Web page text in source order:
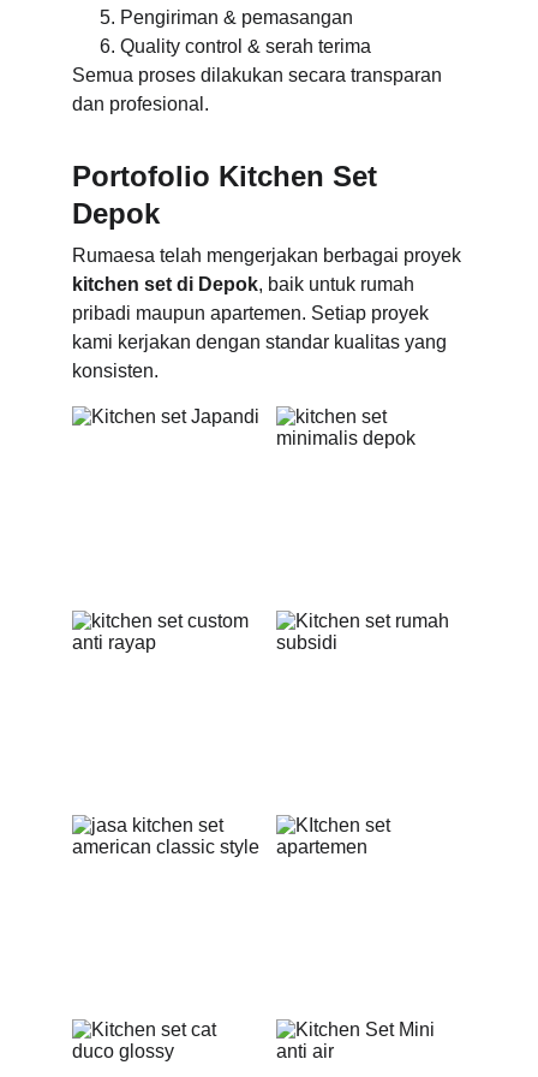
Pengiriman & pemasangan
Quality control & serah terima
Semua proses dilakukan secara transparan
dan profesional.
Portofolio Kitchen Set
Depok
Rumaesa telah mengerjakan berbagai proyek
kitchen set di Depok, baik untuk rumah
pribadi maupun apartemen. Setiap proyek
kami kerjakan dengan standar kualitas yang
konsisten.